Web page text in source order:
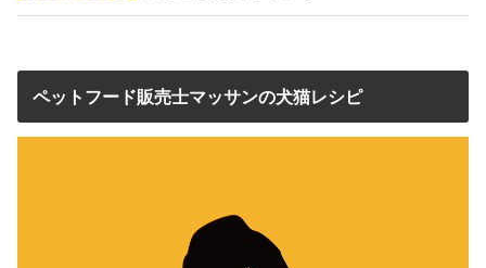
ペットフード販売士マッサンの犬猫レシピ